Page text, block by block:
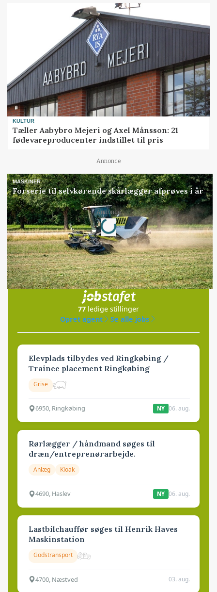
KULTUR
Tæller Aabybro Mejeri og Axel Månsson: 21
fødevareproducenter indstillet til pris
Annonce
MASKINER
Forserie til selvkørende skårlægger afprøves i år
Annonce
Loading...
Jobs
i samarbejde med
77 ledige stillinger
Opret agent
Se alle jobs
Elevplads tilbydes ved Ringkøbing /
Trainee placement Ringkøbing
Grise
6950, Ringkøbing NY 06. aug.
Rørlægger / håndmand søges til
dræn/entreprenørarbejde.
Anlæg Kloak
4690, Haslev NY 06. aug.
Lastbilchauffør søges til Henrik Haves
Maskinstation
Godstransport
4700, Næstved 03. aug.